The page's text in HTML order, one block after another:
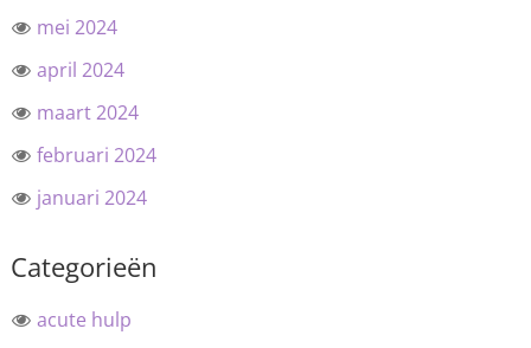
mei 2024
april 2024
maart 2024
februari 2024
januari 2024
Categorieën
acute hulp